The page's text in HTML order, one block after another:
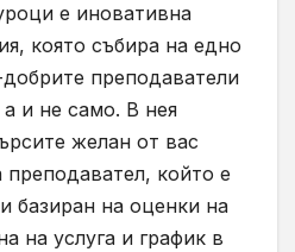
е иновативна
която събира на едно
преподаватели
а и не само. В нея
желан от вас
преподавател, който е
базиран на оценки на
на услуга и график в